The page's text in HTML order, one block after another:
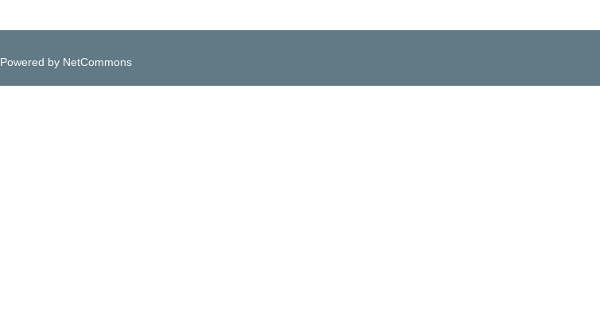
Powered by NetCommons